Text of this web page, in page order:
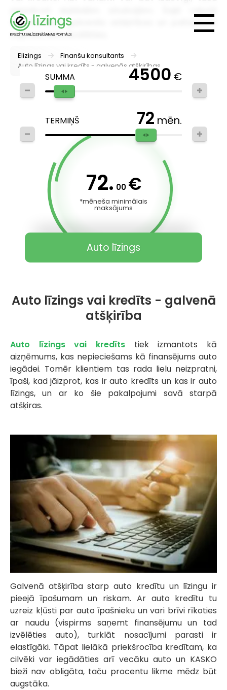
Elizings
Finanšu konsultants
Auto līzings vai kredīts - galvenās atšķirības
piemēroti dažādām situācijām. Šajā rakstā
izskaidrosim galvenās atšķirības un palīdzēsim
saprast, kuru izvēlēties.
SUMMA 4500 €
TERMIŅŠ 72 mēn.
72. 00 €
*mēneša minimālais
maksājums
Auto līzings
Auto līzings vai kredīts - galvenā
atšķirība
Auto līzings vai kredīts tiek izmantots kā
aizņēmums, kas nepieciešams kā finansējums auto
iegādei. Tomēr klientiem tas rada lielu neizpratni,
īpaši, kad jāizprot, kas ir auto kredīts un kas ir auto
līzings, un ar ko šie pakalpojumi savā starpā
atšķiras.
Galvenā atšķirība starp auto kredītu un līzingu ir
pieejā īpašumam un riskam. Ar auto kredītu tu
uzreiz kļūsti par auto īpašnieku un vari brīvi rīkoties
ar naudu (vispirms saņemt finansējumu un tad
izvēlēties auto), turklāt nosacījumi parasti ir
elastīgāki. Tāpat lielākā priekšrocība kredītam, ka
cilvēki var iegādāties arī vecāku auto un KASKO
bieži nav obligāta, taču procentu likme mēdz būt
augstāka.